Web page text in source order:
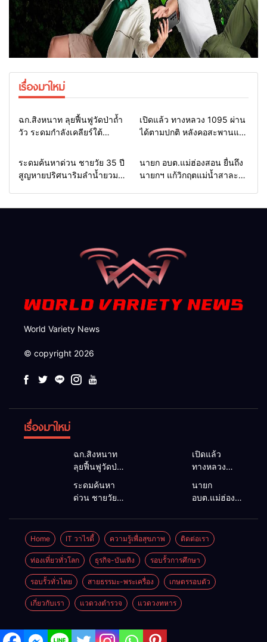
เรื่องมาใหม่
Home แวดวงทหาร
ฉก.สิงหนาท ลุยฟื้นฟูวัดป่าถ้ำ
วัว ระดมกำลังเคลียร์ใต้
ช่วยชาวบ้านฝ่าวิกฤตน้ำป่า
Home รอบรั้วทั่วไทย
เปิดแล้ว ทางหลวง 1095 ผ่าน
ได้ตามปกติ หลังคอสะพานแม่
แม่ฮ่องสอน สั่งเฝ้าระวัง 24
Home รอบรั้วทั่วไทย
ระดมค้นหาด่วน ชายวัย 35 ปี
สูญหายปริศนาริมลำน้ำยวม
Home รอบรั้วทั่วไทย
นายก อบต.แม่ฮ่องสอน ยื่นถึง
นายกฯ แก้วิกฤตแม่น้ำสาละ
World Variety News
© copyright 2026
เรื่องมาใหม่
ฉก.สิงหนาท
ลุยฟื้นฟูวัดป่า
ถ้ำวัว ระดม
กำลังเคลียร์
ใต้สะพาน
ซ่อมคอ
สะพาน 1095
ช่วยชาวบ้าน
ฝ่าวิกฤตน้ำป่า
หลาก
เปิดแล้ว
ทางหลวง
ตามปกติ หลัง
คอสะพานแม่
สุยะขาดจาก
น้ำป่า รองผู้
ว่าฯ
แม่ฮ่องสอน
สั่งเฝ้าระวัง
24 ชั่วโมง
ระดมค้นหา
ด่วน ชายวัย
ปริศนาริมลำ
น้ำยวม
แม่ลาน้อย
เปิดศูนย์ช่วย
เหลือ เร่ง
ค้นหาทั้งทาง
น้ำและทางบก
นายก
อบต.แม่ฮ่องสอน
แก้วิกฤตแม่น้ำ
สาละวินปน
เปื้อน พร้อม
ปลดล็อก
กฎหมาย
พัฒนา
Home IT วาไรตี้ ความรู้เพื่อสุขภาพ ติดต่อเรา
ท่องเที่ยวทั่วโลก ธุรกิจ-บันเทิง รอบรั้วการศึกษา
รอบรั้วทั่วไทย สายธรรมะ-พระเครื่อง เกษตรรอบตัว
เกี่ยวกับเรา แวดวงตำรวจ แวดวงทหาร